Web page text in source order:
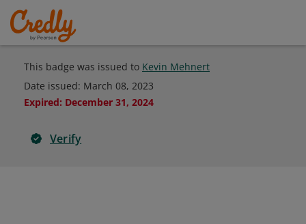
This badge was issued to Kevin Mehnert
Date issued: March 08, 2023
Expired: December 31, 2024
Verify